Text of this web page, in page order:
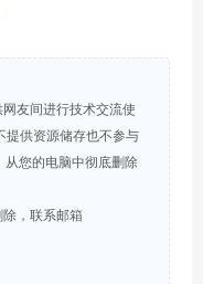
友间进行技术交流使
提供资源储存也不参与
从您的电脑中彻底删除
，联系邮箱